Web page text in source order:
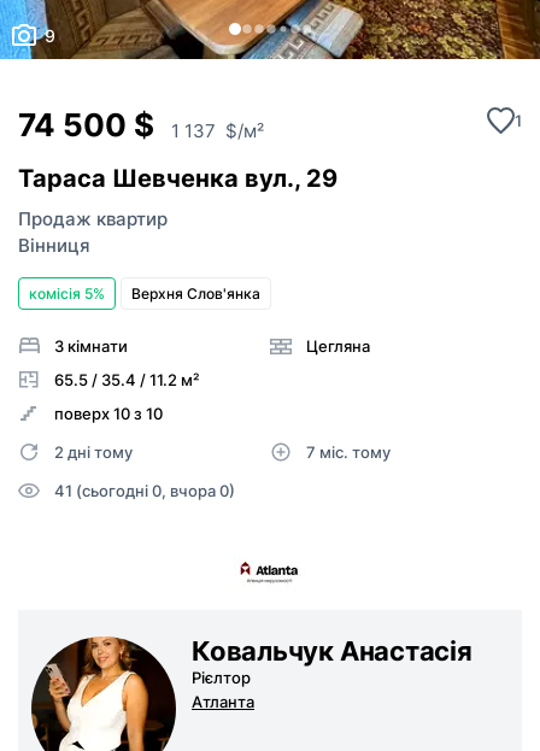
9
1
74 500 $ 1 137 $/м²
Тараса Шевченка вул., 29
Продаж квартир
Вінниця
комісія 5% Верхня Слов'янка
3 кімнати
65.5 / 35.4 / 11.2 м²
поверх 10 з 10
Цегляна
2 дні тому
7 міс. тому
41 (сьогодні 0, вчора 0)
Ковальчук Анастасія
Рієлтор
Атланта